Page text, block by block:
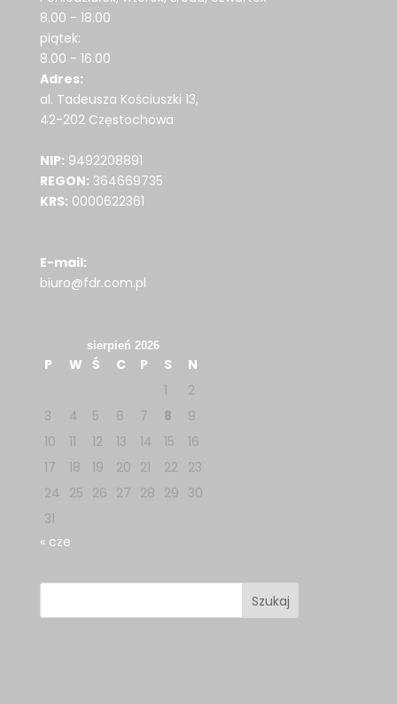
8.00 - 18.00
piątek:
8.00 - 16.00
Adres:
al. Tadeusza Kościuszki 13,
42-202 Częstochowa
NIP: 9492208891
REGON: 364669735
KRS: 0000622361
E-mail:
biuro@fdr.com.pl
sierpień 2026
P W Ś C P S
N
1
2
3
4 5 6 7 8
9
10
11 12 13 14 15
16
17
18 19 20 21 22
23
24 25 26 27 28 29 30
31
« cze